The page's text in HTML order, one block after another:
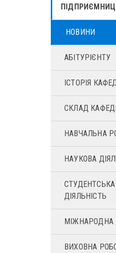
НОВИНИ
АБІТУРІЄНТУ
ІСТОРІЯ
СКЛАД
НАВЧАЛЬНА
НАУКОВА
ДІЯЛЬНІСТЬ
МІЖНАРОДНА
ВИХОВНА